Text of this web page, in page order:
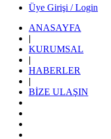
Üye Girişi / Login
ANASAYFA
|
KURUMSAL
|
HABERLER
|
BİZE ULAŞIN